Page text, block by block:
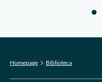
Homepage Biblioteca